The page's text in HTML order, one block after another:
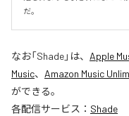
だ。
なお「Shade」は、 Apple
Music、 Amazon Music
ができる。
各配信サービス： Shade